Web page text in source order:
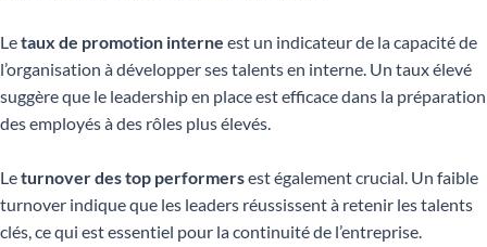
Letaux de promotion interne est un indicateur de la capacité de
l’organisation à développer ses talents en interne. Un taux élevé
suggère que le leadership en place est efficace dans la préparation
des employés à des rôles plus élevés.
Leturnover des top performersest également crucial. Un faible
turnover indique que les leaders réussissent à retenir les talents
clés, ce qui est essentiel pour la continuité de l’entreprise.